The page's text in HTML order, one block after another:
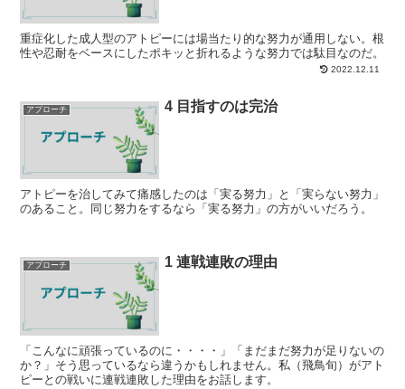
重症化した成人型のアトピーには場当たり的な努力が通用しない。根
性や忍耐をベースにしたポキッと折れるような努力では駄目なのだ。
2022.12.11
アプローチ 4 目指すのは完治
アトピーを治してみて痛感したのは「実る努力」と「実らない努力」
のあること。同じ努力をするなら「実る努力」の方がいいだろう。
アプローチ 1 連戦連敗の理由
「こんなに頑張っているのに・・・・」「まだまだ努力が足りないの
か？」そう思っているなら違うかもしれません。私（飛鳥旬）がアト
ピーとの戦いに連戦連敗した理由をお話します。